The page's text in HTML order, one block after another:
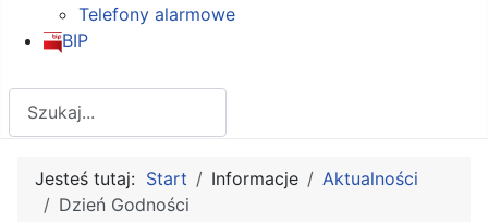
Telefony alarmowe
BIP
Jesteś tutaj: Start Informacje
Aktualności
Dzień Godności